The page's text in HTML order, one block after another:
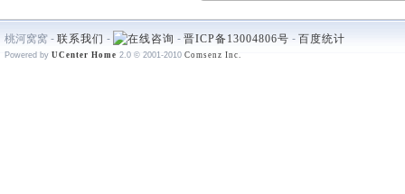
桃河窝窝 - 联系我们 - - 晋ICP备13004806号 - 百度统计
Powered by UCenter Home 2.0 © 2001-2010 Comsenz Inc.